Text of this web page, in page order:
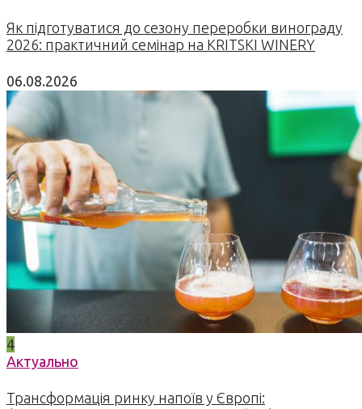
Як підготуватися до сезону переробки винограду
2026: практичний семінар на KRITSKI WINERY
06.08.2026
4
Актуально
Трансформація ринку напоїв у Європі: